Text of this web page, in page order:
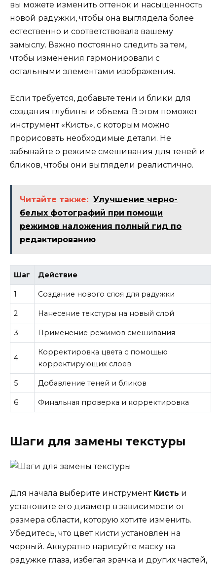
вы можете изменить оттенок и насыщенность
новой радужки, чтобы она выглядела более
естественно и соответствовала вашему
замыслу. Важно постоянно следить за тем,
чтобы изменения гармонировали с
остальными элементами изображения.
Если требуется, добавьте тени и блики для
создания глубины и объема. В этом поможет
инструмент «Кисть», с которым можно
прорисовать необходимые детали. Не
забывайте о режиме смешивания для теней и
бликов, чтобы они выглядели реалистично.
Читайте также: Улучшение черно-
белых фотографий при помощи
режимов наложения полный гид по
редактированию
Шаг Действие
1 Создание нового слоя для радужки
2 Нанесение текстуры на новый слой
3 Применение режимов смешивания
4
Корректировка цвета с помощью
корректирующих слоев
5 Добавление теней и бликов
6 Финальная проверка и корректировка
Шаги для замены текстуры
Для начала выберите инструмент Кисть и
установите его диаметр в зависимости от
размера области, которую хотите изменить.
Убедитесь, что цвет кисти установлен на
черный. Аккуратно нарисуйте маску на
радужке глаза, избегая зрачка и других частей,